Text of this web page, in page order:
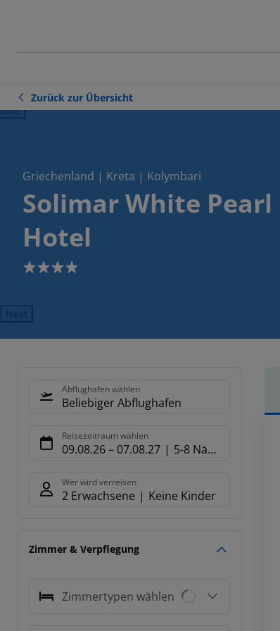
Zurück zur Übersicht
Griechenland | Kreta | Kolymbari
Solimar White Pearl
Hotel
4
Next
Abflughafen wählen
Beliebiger Abflughafen
Reisezeitraum wählen
09.08.26– 07.08.27 5-8 Nächte
Wer wird verreisen
2 Erwachsene Keine Kinder
Zimmer & Verpflegung
Zimmertypen wählen